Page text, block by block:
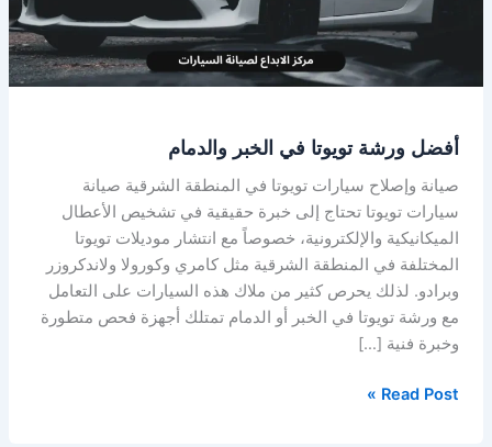
أفضل ورشة تويوتا في الخبر والدمام
صيانة وإصلاح سيارات تويوتا في المنطقة الشرقية صيانة
سيارات تويوتا تحتاج إلى خبرة حقيقية في تشخيص الأعطال
الميكانيكية والإلكترونية، خصوصاً مع انتشار موديلات تويوتا
المختلفة في المنطقة الشرقية مثل كامري وكورولا ولاندكروزر
وبرادو. لذلك يحرص كثير من ملاك هذه السيارات على التعامل
مع ورشة تويوتا في الخبر أو الدمام تمتلك أجهزة فحص متطورة
وخبرة فنية […]
Read Post »